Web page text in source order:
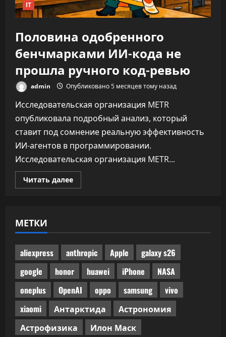
IT
Половина одобренного
бенчмарками ИИ-кода не
прошла ручного код-ревью
admin Опубликовано 5 месяцев тому назад
Исследовательская организация METR
опубликовала подробный анализ, который
ставит под сомнение реальную эффективность
ИИ-агентов в программировании.
Исследовательская организация METR...
Читать далееПрочитать
больше
не
прошла
ручного
код-
ревью
МЕТКИ
aliexpress anthropic Apple
galaxy s26
google
honor huawei iPhone
NASA
oneplus
OpenAI oppo samsung
vivo
xiaomi
Антарктида
Астрономия
Астрофизика
Илон Маск